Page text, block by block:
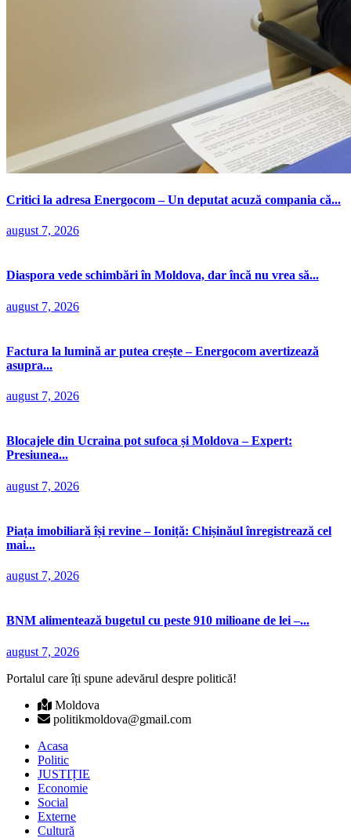
Critici la adresa Energocom – Un deputat acuză compania că...
august 7, 2026
Diaspora vede schimbări în Moldova, dar încă nu vrea să...
august 7, 2026
Factura la lumină ar putea crește – Energocom avertizează
asupra...
august 7, 2026
Blocajele din Ucraina pot sufoca și Moldova – Expert:
Presiunea...
august 7, 2026
Piața imobiliară își revine – Ioniță: Chișinăul înregistrează cel
mai...
august 7, 2026
BNM alimentează bugetul cu peste 910 milioane de lei –...
august 7, 2026
Portalul care îți spune adevărul despre politică!
Moldova
politikmoldova@gmail.com
Acasa
Politic
JUSTIȚIE
Economie
Social
Externe
Cultură